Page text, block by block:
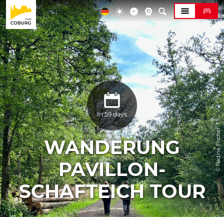
© Nadine Fischer
In 59 days
WANDERUNG
PAVILLON-
SCHAFTEICH TOUR